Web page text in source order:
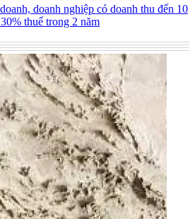
doanh nghiệp có doanh thu đến 10
thuế trong 2 năm